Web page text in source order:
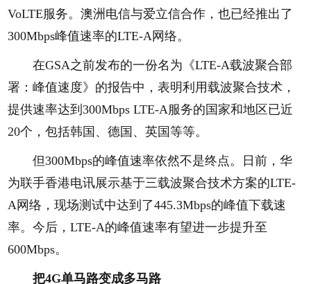
VoLTE服务。澳洲电信与爱立信合作，也已经推出了
300Mbps峰值速率的LTE-A网络。
在GSA之前发布的一份名为《LTE-A载波聚合部
署：峰值速度》的报告中，表明利用载波聚合技术，
提供速率达到300Mbps LTE-A服务的国家和地区已近
20个，包括韩国、德国、英国等等。
但300Mbps的峰值速率依然不是终点。日前，华
为联手香港电讯展示基于三载波聚合技术方案的LTE-
A网络，现场测试中达到了445.3Mbps的峰值下载速
率。今后，LTE-A的峰值速率有望进一步提升至
600Mbps。
把4G单马路变成多马路